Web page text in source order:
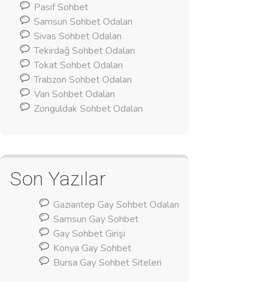
Pasif Sohbet
Samsun Sohbet Odaları
Sivas Sohbet Odaları
Tekirdağ Sohbet Odaları
Tokat Sohbet Odaları
Trabzon Sohbet Odaları
Van Sohbet Odaları
Zonguldak Sohbet Odaları
Son Yazılar
Gaziantep Gay Sohbet Odaları
Samsun Gay Sohbet
Gay Sohbet Girişi
Konya Gay Sohbet
Bursa Gay Sohbet Siteleri